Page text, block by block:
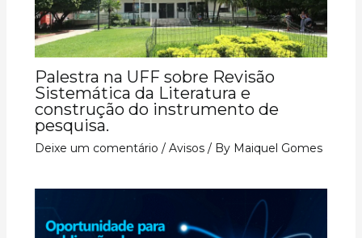
Palestra na UFF sobre Revisão
Sistemática da Literatura e
construção do instrumento de
pesquisa.
Deixe um comentário / Avisos/ By Maiquel Gomes